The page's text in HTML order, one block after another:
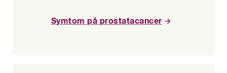
Symtom på prostatacancer